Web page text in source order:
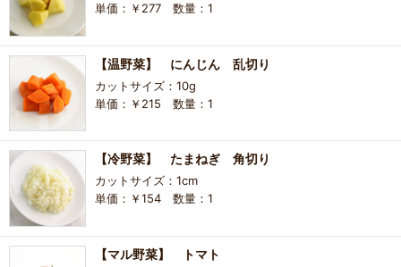
単価：￥277 数量：1
【温野菜】 にんじん 乱切り
カットサイズ：10g
単価：￥215 数量：1
【冷野菜】 たまねぎ 角切り
カットサイズ：1cm
単価：￥154 数量：1
【マル野菜】 トマト